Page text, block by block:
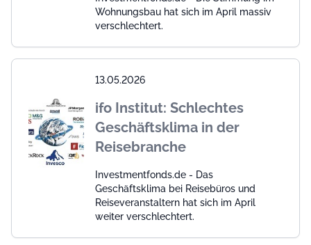
Wohnungsbau hat sich im April massiv
verschlechtert.
13.05.2026
ifo Institut: Schlechtes
Geschäftsklima in der
Reisebranche
Investmentfonds.de - Das
Geschäftsklima bei Reisebüros und
Reiseveranstaltern hat sich im April
weiter verschlechtert.